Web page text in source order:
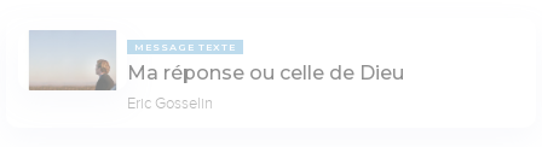
MESSAGE TEXTE
Ma réponse ou celle de Dieu
Eric Gosselin